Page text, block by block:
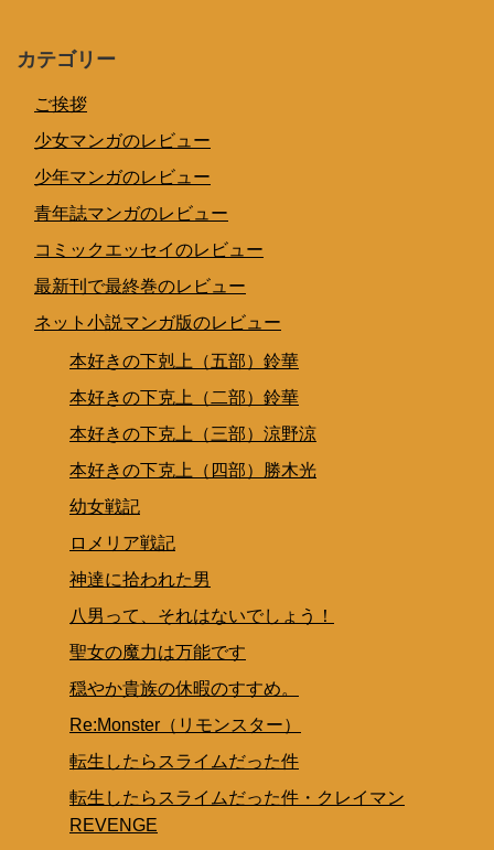
カテゴリー
ご挨拶
少女マンガのレビュー
少年マンガのレビュー
青年誌マンガのレビュー
コミックエッセイのレビュー
最新刊で最終巻のレビュー
ネット小説マンガ版のレビュー
本好きの下剋上（五部）鈴華
本好きの下克上（二部）鈴華
本好きの下克上（三部）涼野涼
本好きの下克上（四部）勝木光
幼女戦記
ロメリア戦記
神達に拾われた男
八男って、それはないでしょう！
聖女の魔力は万能です
穏やか貴族の休暇のすすめ。
Re:Monster（リモンスター）
転生したらスライムだった件
転生したらスライムだった件・クレイマン
REVENGE